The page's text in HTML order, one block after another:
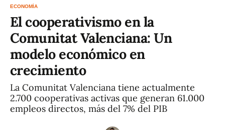
ECONOMÍA
El cooperativismo en la
Comunitat Valenciana: Un
modelo económico en
crecimiento
La Comunitat Valenciana tiene actualmente
2.700 cooperativas activas que generan 61.000
empleos directos, más del 7% del PIB